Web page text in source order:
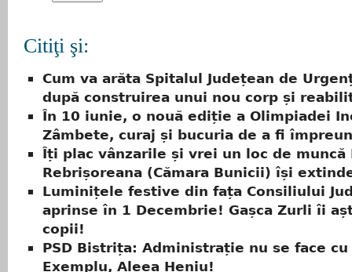
Citiţi şi:
Cum va arăta Spitalul Județean de
după construirea unui nou corp și
În 10 iunie, o nouă ediție a Olimpiadei
Zâmbete, curaj și bucuria de a fi
Îți plac vânzarile și vrei un loc de muncă
Rebrișoreana (Cămara Bunicii) își
Luminițele festive din fața Consiliului
aprinse în 1 Decembrie! Gașca Zurli îi
copii!
PSD Bistrița: Administrație nu se face
Exemplu, Aleea Heniu!